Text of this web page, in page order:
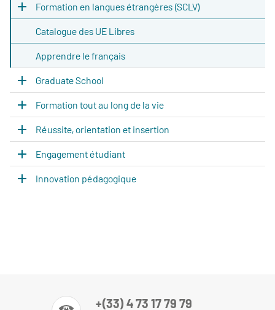
Formation en langues étrangères (SCLV)
Catalogue des UE Libres
Apprendre le français
Graduate School
Formation tout au long de la vie
Réussite, orientation et insertion
Engagement étudiant
Innovation pédagogique
+(33) 4 73 17 79 79